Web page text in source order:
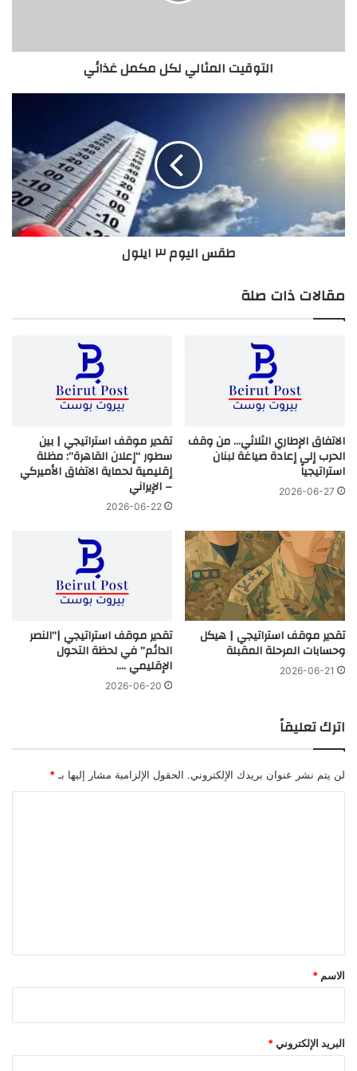
التوقيت المثالي لكل مكمل غذائي
طقس
اليوم
ايلول
طقس اليوم ٣ ايلول
مقالات ذات صلة
الاتفاق الإطاري الثلاثي… من وقف
الحرب إلى إعادة صياغة لبنان
استراتيجياً
2026-06-27
تقدير موقف استراتيجي | بين
سطور “إعلان القاهرة”: مظلة
إقليمية لحماية الاتفاق الأميركي
– الإيراني
2026-06-22
تقدير موقف استراتيجي | هيكل
وحسابات المرحلة المقبلة
2026-06-21
تقدير موقف استراتيجي |”النصر
الدائم” في لحظة التحول
الإقليمي ….
2026-06-20
اترك تعليقاً
لن يتم نشر عنوان بريدك الإلكتروني. الحقول الإلزامية مشار إليها بـ *
*
الاسم *
البريد الإلكتروني*